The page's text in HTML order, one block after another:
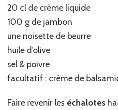
20 cl de crème liquide
100 g de jambon
une noisette de beurre
huile d’olive
sel & poivre
facultatif : crème de
Faire revenir les échalotes